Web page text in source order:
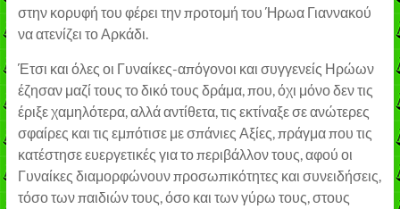
στην κορυφή του φέρει την προτομή του Ήρωα Γιαννακού
να ατενίζει το Αρκάδι.
Έτσι και όλες οι Γυναίκες-απόγονοι και συγγενείς Ηρώων
έζησαν μαζί τους το δικό τους δράμα, που, όχι μόνο δεν τις
έριξε χαμηλότερα, αλλά αντίθετα, τις εκτίναξε σε ανώτερες
σφαίρες και τις εμπότισε με σπάνιες Αξίες, πράγμα που τις
κατέστησε ευεργετικές για το περιβάλλον τους, αφού οι
Γυναίκες διαμορφώνουν προσωπικότητες και συνειδήσεις,
τόσο των παιδιών τους, όσο και των γύρω τους, στους